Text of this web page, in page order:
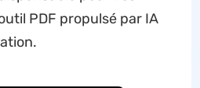
PDF propulsé par IA